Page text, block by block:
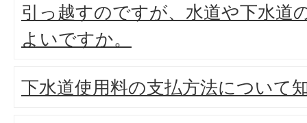
引っ越すのですが、水道や下水道
よいですか。
下水道使用料の支払方法について